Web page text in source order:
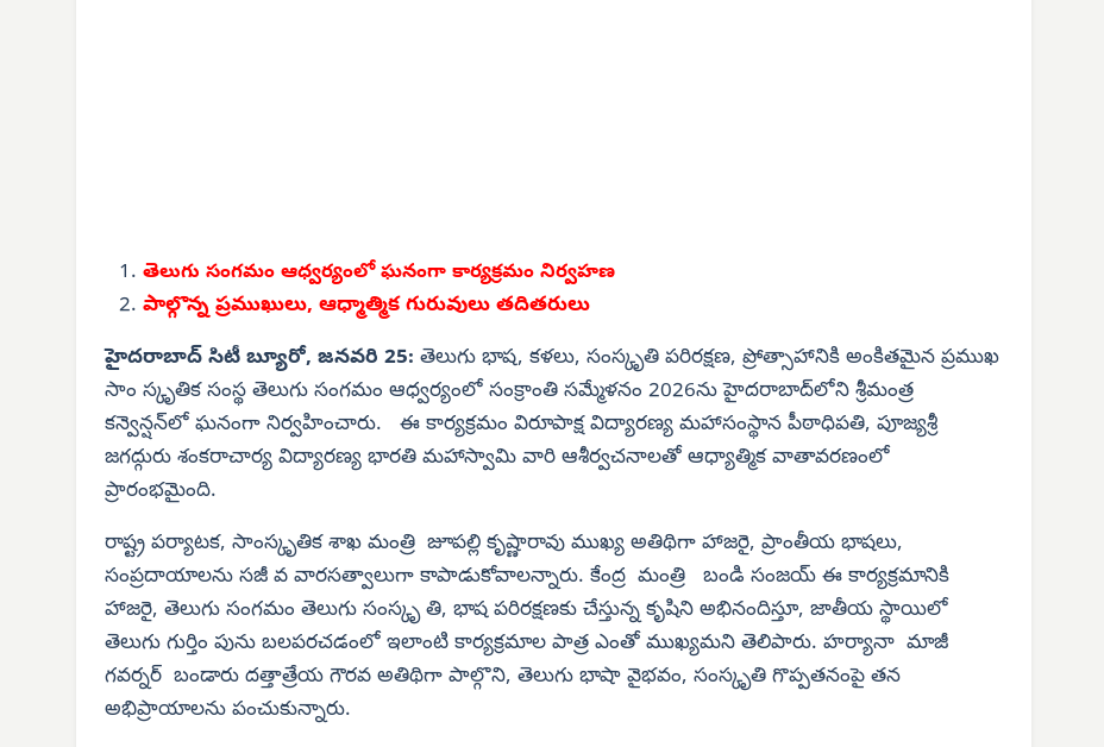
తెలుగు సంగమం ఆధ్వర్యంలో ఘనంగా కార్యక్రమం నిర్వహణ
పాల్గొన్న ప్రముఖులు, ఆధ్మాత్మిక గురువులు తదితరులు
హైదరాబాద్ సిటీ బ్యూరో, జనవరి 25: తెలుగు భాష, కళలు, సంస్కృతి పరిరక్షణ, ప్రోత్సాహానికి అంకితమైన ప్రముఖ
సాం స్కృతిక సంస్థ తెలుగు సంగమం ఆధ్వర్యంలో సంక్రాంతి సమ్మేళనం 2026ను హైదరాబాద్‌లోని శ్రీమంత్ర
కన్వెన్షన్‌లో ఘనంగా నిర్వహించారు. ఈ కార్యక్రమం విరూపాక్ష విద్యారణ్య మహాసంస్థాన పీఠాధిపతి, పూజ్యశ్రీ
జగద్గురు శంకరాచార్య విద్యారణ్య భారతి మహాస్వామి వారి ఆశీర్వచనాలతో ఆధ్యాత్మిక వాతావరణంలో
ప్రారంభమైంది.
రాష్ట్ర పర్యాటక, సాంస్కృతిక శాఖ మంత్రి జూపల్లి కృష్ణారావు ముఖ్య అతిథిగా హాజరై, ప్రాంతీయ భాషలు,
సంప్రదాయాలను సజీ వ వారసత్వాలుగా కాపాడుకోవాలన్నారు. కేంద్ర మంత్రి బండి సంజయ్ ఈ కార్యక్రమానికి
హాజరై, తెలుగు సంగమం తెలుగు సంస్కృ తి, భాష పరిరక్షణకు చేస్తున్న కృషిని అభినందిస్తూ, జాతీయ స్థాయిలో
తెలుగు గుర్తిం పును బలపరచడంలో ఇలాంటి కార్యక్రమాల పాత్ర ఎంతో ముఖ్యమని తెలిపారు. హర్యానా మాజీ
గవర్నర్ బండారు దత్తాత్రేయ గౌరవ అతిథిగా పాల్గొని, తెలుగు భాషా వైభవం, సంస్కృతి గొప్పతనంపై తన
అభిప్రాయాలను పంచుకున్నారు.